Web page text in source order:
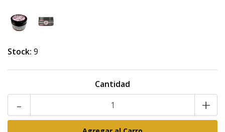
Stock: 9
Cantidad
- +